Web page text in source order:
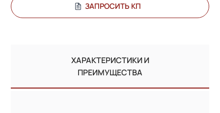
ЗАПРОСИТЬ КП
ХАРАКТЕРИСТИКИ И
ПРЕИМУЩЕСТВА